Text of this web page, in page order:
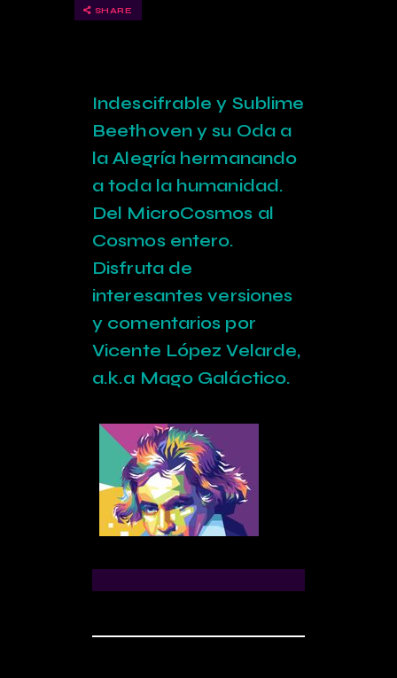
SHARE
Indescifrable y Sublime
Beethoven y su Oda a
la Alegría hermanando
a toda la humanidad.
Del MicroCosmos al
Cosmos entero.
Disfruta de
interesantes versiones
y comentarios por
Vicente López Velarde,
a.k.a Mago Galáctico.